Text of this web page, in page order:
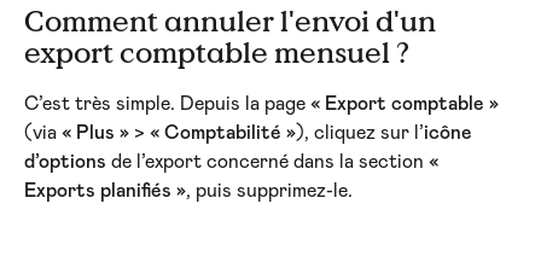
Comment annuler l'envoi d'un
export comptable mensuel ?
C’est très simple. Depuis la page « Export comptable »
(via « Plus » > « Comptabilité »), cliquez sur l’icône
d’options de l’export concerné dans la section «
Exports planifiés », puis supprimez-le.